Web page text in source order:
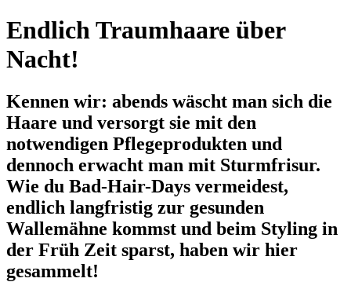
Endlich Traumhaare über
Nacht!
Kennen wir: abends wäscht man sich die
Haare und versorgt sie mit den
notwendigen Pflegeprodukten und
dennoch erwacht man mit Sturmfrisur.
Wie du Bad-Hair-Days vermeidest,
endlich langfristig zur gesunden
Wallemähne kommst und beim Styling in
der Früh Zeit sparst, haben wir hier
gesammelt!